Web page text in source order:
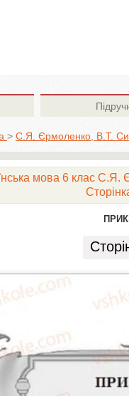
> С.Я. Єрмоленко, В.Т.
мова 6 клас